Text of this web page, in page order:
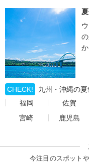
CHECK!
九州・沖縄の
福岡
佐賀
宮崎
鹿児島
今注目のスポット